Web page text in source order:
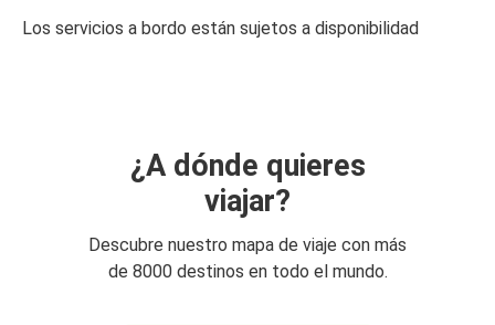
Los servicios a bordo están sujetos a disponibilidad
¿A dónde quieres
viajar?
Descubre nuestro mapa de viaje con más
de 8000 destinos en todo el mundo.